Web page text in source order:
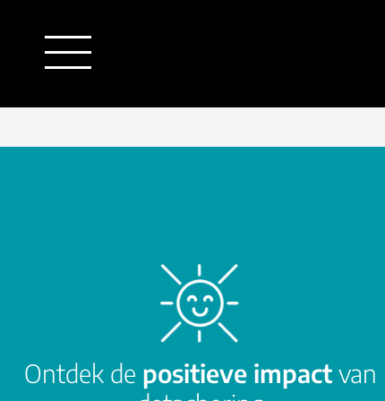
HR/payroll traineeship
Ontdek de positieve impactvan